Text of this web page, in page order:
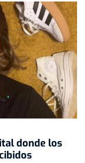
donde los